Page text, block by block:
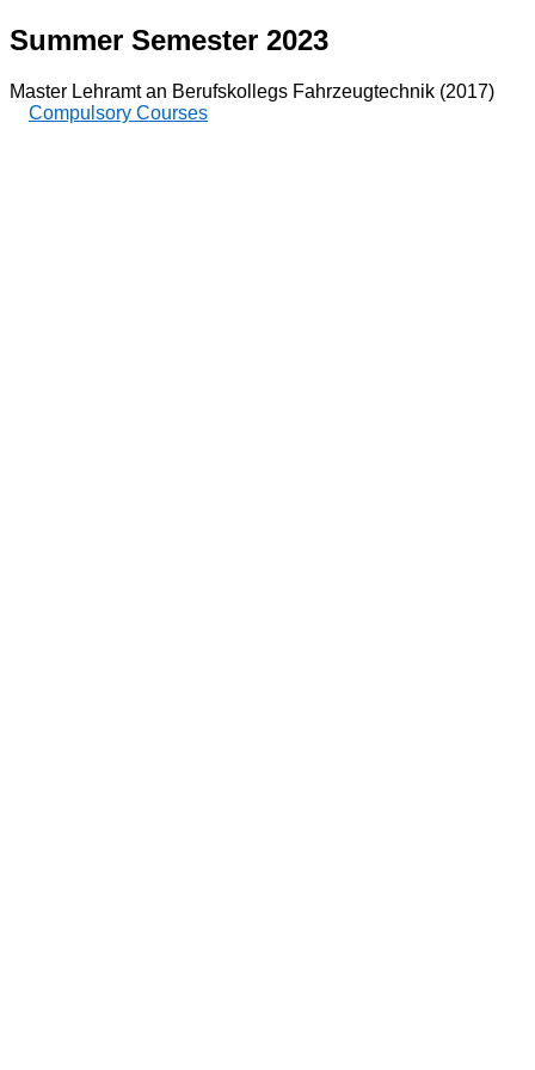
Summer Semester 2023
Master Lehramt an Berufskollegs Fahrzeugtechnik (2017)
Compulsory Courses